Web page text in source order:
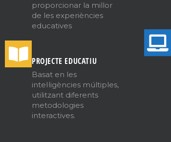
proporcionar la millor
de les experiències
educatives
PROJECTE EDUCATIU
Basat en les
intel·ligències múltiples,
utilitzant diferents
metodologies
interactives.